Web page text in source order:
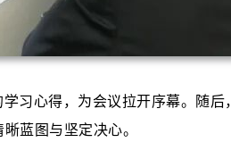
习心得，为会议拉开序幕。随
蓝图与坚定决心。